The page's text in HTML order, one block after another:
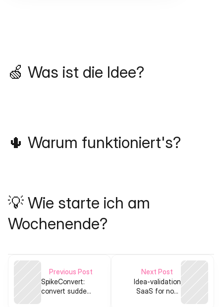
🍏 Was ist die Idee?
🌵 Warum funktioniert's?
💡 Wie starte ich am
Wochenende?
Previous Post
SpikeConvert:
convert sudden
Next Post
Idea-validation
SaaS for non-